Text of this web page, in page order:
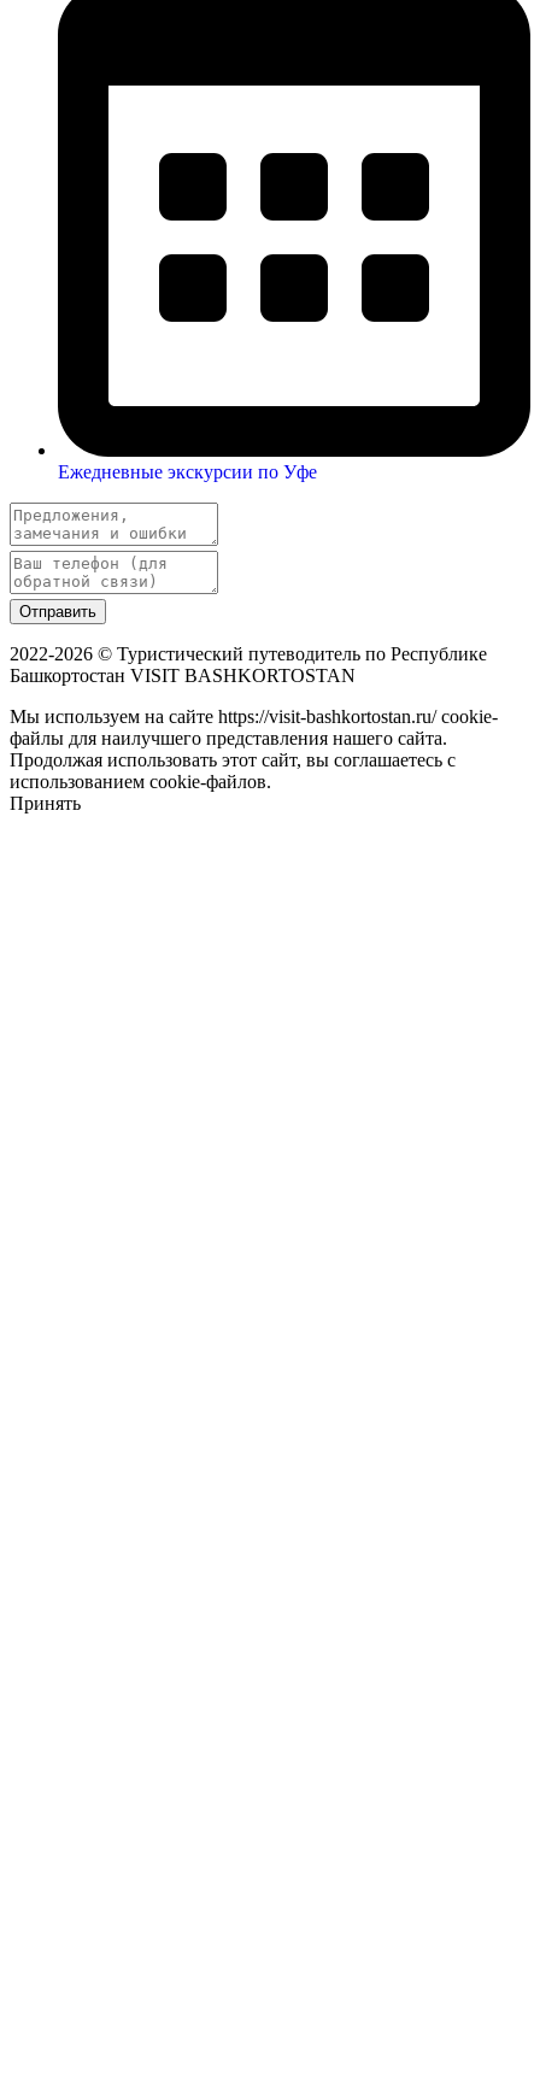
Ежедневные экскурсии по Уфе
Отправить
2022-2026 © Туристический путеводитель по Республике
Башкортостан VISIT BASHKORTOSTAN
Мы используем на сайте https://visit-bashkortostan.ru/ cookie-
файлы для наилучшего представления нашего сайта.
Продолжая использовать этот сайт, вы соглашаетесь с
использованием cookie-файлов.
Принять